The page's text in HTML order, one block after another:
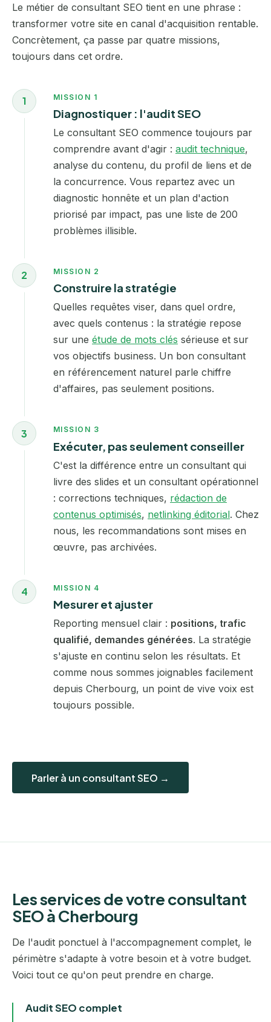
Le métier de consultant SEO tient en une phrase :
transformer votre site en canal d'acquisition rentable.
Concrètement, ça passe par quatre missions,
toujours dans cet ordre.
1 MISSION 1
Diagnostiquer : l'audit SEO
Le consultant SEO commence toujours par
comprendre avant d'agir : audit technique,
analyse du contenu, du profil de liens et de
la concurrence. Vous repartez avec un
diagnostic honnête et un plan d'action
priorisé par impact, pas une liste de 200
problèmes illisible.
2 MISSION 2
Construire la stratégie
Quelles requêtes viser, dans quel ordre,
avec quels contenus : la stratégie repose
sur une étude de mots clés sérieuse et sur
vos objectifs business. Un bon consultant
en référencement naturel parle chiffre
d'affaires, pas seulement positions.
3 MISSION 3
Exécuter, pas seulement conseiller
C'est la différence entre un consultant qui
livre des slides et un consultant opérationnel
: corrections techniques, rédaction de
contenus optimisés, netlinking éditorial. Chez
nous, les recommandations sont mises en
œuvre, pas archivées.
4 MISSION 4
Mesurer et ajuster
Reporting mensuel clair : positions, trafic
qualifié, demandes générées. La stratégie
s'ajuste en continu selon les résultats. Et
comme nous sommes joignables facilement
depuis Cherbourg, un point de vive voix est
toujours possible.
Parler à un consultant SEO →
Les services de votre consultant
SEO à Cherbourg
De l'audit ponctuel à l'accompagnement complet, le
périmètre s'adapte à votre besoin et à votre budget.
Voici tout ce qu'on peut prendre en charge.
Audit SEO complet